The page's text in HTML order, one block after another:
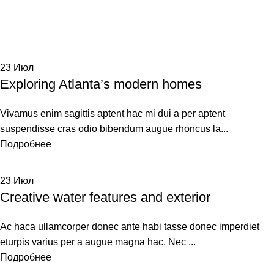
23 Июл
Exploring Atlanta’s modern homes
Vivamus enim sagittis aptent hac mi dui a per aptent
suspendisse cras odio bibendum augue rhoncus la...
Подробнее
23 Июл
Creative water features and exterior
Ac haca ullamcorper donec ante habi tasse donec imperdiet
eturpis varius per a augue magna hac. Nec ...
Подробнее